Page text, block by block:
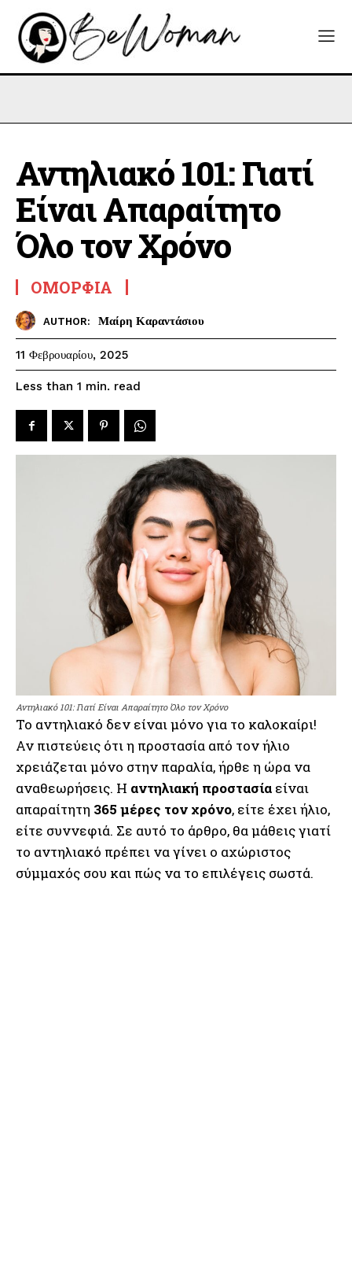
Αντηλιακό 101: Γιατί
Είναι Απαραίτητο
Όλο τον Χρόνο
ΟΜΟΡΦΙΆ
AUTHOR: Μαίρη Καραντάσιου
11 Φεβρουαρίου, 2025
Less than 1 min. read
Αντηλιακό 101: Γιατί Είναι Απαραίτητο Όλο τον Χρόνο
Το αντηλιακό δεν είναι μόνο για το καλοκαίρι!
Αν πιστεύεις ότι η προστασία από τον ήλιο
χρειάζεται μόνο στην παραλία, ήρθε η ώρα να
αναθεωρήσεις. Η αντηλιακή προστασία είναι
απαραίτητη 365 μέρες τον χρόνο, είτε έχει ήλιο,
είτε συννεφιά. Σε αυτό το άρθρο, θα μάθεις γιατί
το αντηλιακό πρέπει να γίνει ο αχώριστος
σύμμαχός σου και πώς να το επιλέγεις σωστά.